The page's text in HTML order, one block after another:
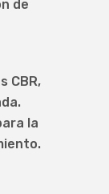
de
CBR,
la